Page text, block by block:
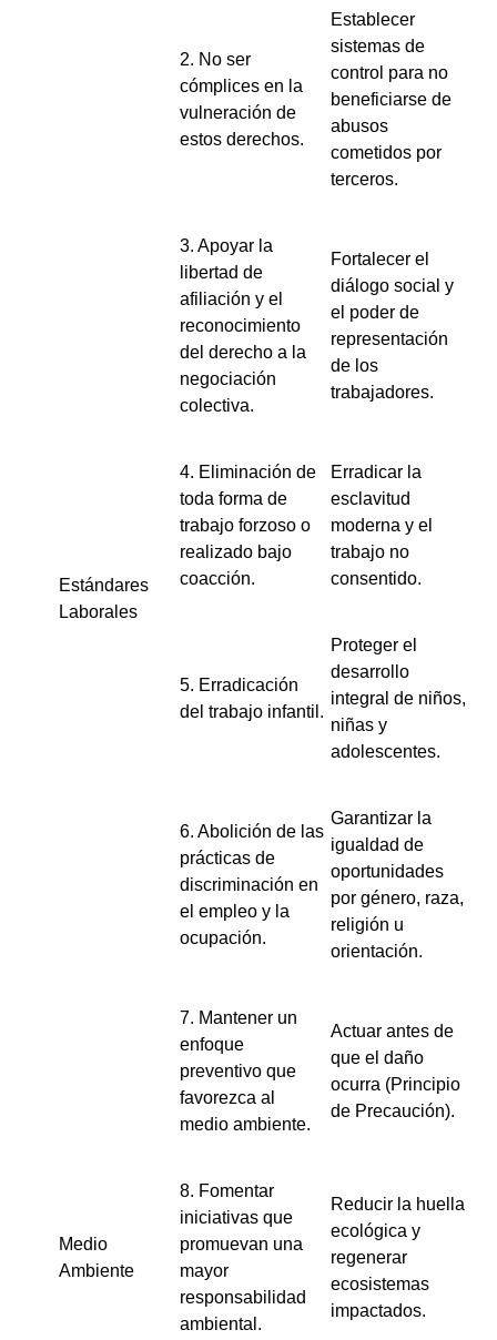
2. No ser
cómplices en la
vulneración de
estos derechos.
Establecer
sistemas de
control para no
beneficiarse de
abusos
cometidos por
terceros.
Estándares
Laborales
3. Apoyar la
libertad de
afiliación y el
reconocimiento
del derecho a la
negociación
colectiva.
Fortalecer el
diálogo social y
el poder de
representación
de los
trabajadores.
4. Eliminación de
toda forma de
trabajo forzoso o
realizado bajo
coacción.
Erradicar la
esclavitud
moderna y el
trabajo no
consentido.
5. Erradicación
del trabajo infantil.
Proteger el
desarrollo
integral de niños,
niñas y
adolescentes.
6. Abolición de las
prácticas de
discriminación en
el empleo y la
ocupación.
Garantizar la
igualdad de
oportunidades
por género, raza,
religión u
orientación.
Medio
Ambiente
7. Mantener un
enfoque
preventivo que
favorezca al
medio ambiente.
Actuar antes de
que el daño
ocurra (Principio
de Precaución).
8. Fomentar
iniciativas que
promuevan una
mayor
responsabilidad
ambiental.
Reducir la huella
ecológica y
regenerar
ecosistemas
impactados.